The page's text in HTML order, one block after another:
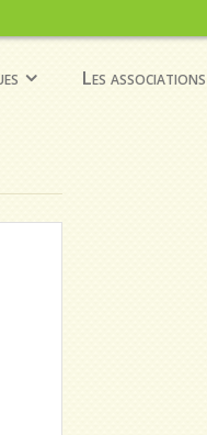
Les associations